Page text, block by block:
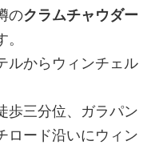
のクラムチャウダー
ルからウィンチェル
歩三分位、ガラパン
ロード沿いにウィン